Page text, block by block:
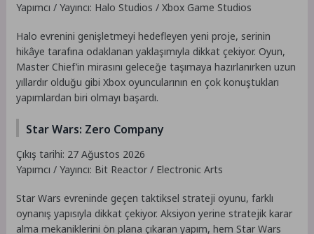
Yapımcı / Yayıncı: Halo Studios / Xbox Game Studios
Halo evrenini genişletmeyi hedefleyen yeni proje, serinin
hikâye tarafına odaklanan yaklaşımıyla dikkat çekiyor. Oyun,
Master Chief’in mirasını geleceğe taşımaya hazırlanırken uzun
yıllardır olduğu gibi Xbox oyuncularının en çok konuştukları
yapımlardan biri olmayı başardı.
Star Wars: Zero Company
Çıkış tarihi: 27 Ağustos 2026
Yapımcı / Yayıncı: Bit Reactor / Electronic Arts
Star Wars evreninde geçen taktiksel strateji oyunu, farklı
oynanış yapısıyla dikkat çekiyor. Aksiyon yerine stratejik karar
alma mekaniklerini ön plana çıkaran yapım, hem Star Wars